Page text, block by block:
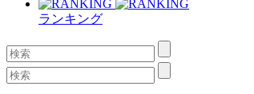
ランキング